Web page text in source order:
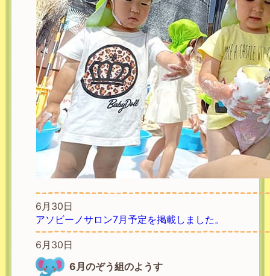
6月30日
アソビーノサロン7月予定を掲載しました。
6月30日
6月のぞう組のようす